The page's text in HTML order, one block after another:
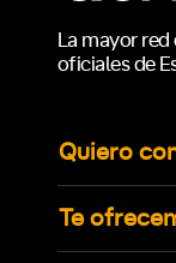
La mayor
oficiales de
Quiero
Te